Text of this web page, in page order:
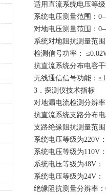
适用直流系统电压等
系统电压测量范围：
对地电压测量范围：
系统对地阻抗测量范
检测信号功率：
抗直流系统分布电容
无线通信信号功能：
3．探测仪技术指标
对地漏电流检测分辨
抗直流系统支路分布
支路绝缘阻抗测量范
系统电压等级为220V
系统电压等级为110V
系统电压等级为48V
系统电压等级为24V
绝缘阻抗测量分辨率